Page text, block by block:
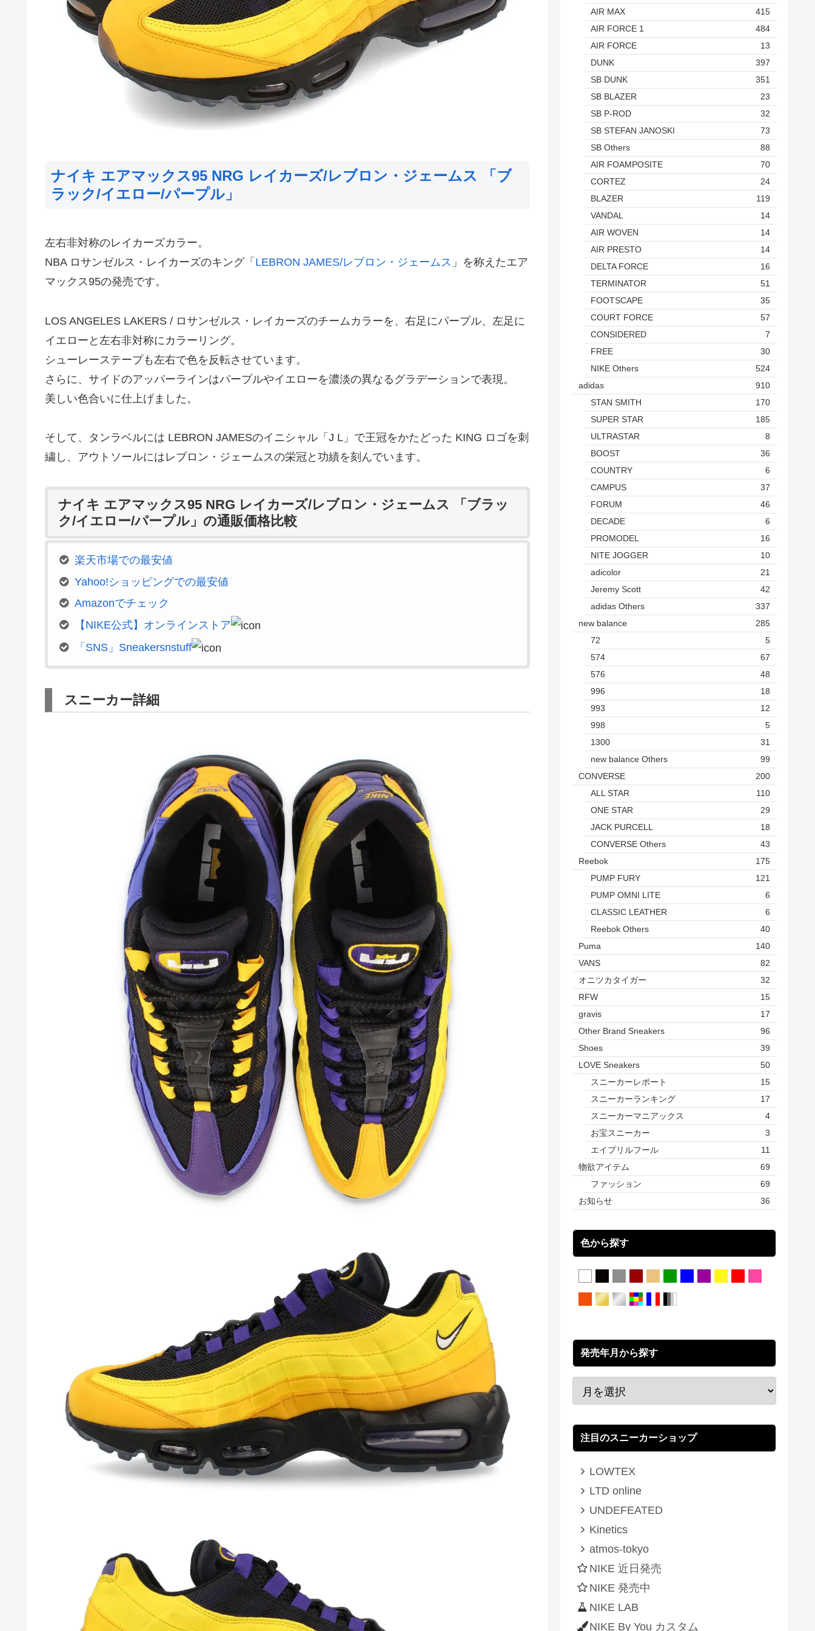
ナイキ エアマックス95 NRG レイカーズ/レブロン・ジェームス 「ブ
ラック/イエロー/パープル」
左右非対称のレイカーズカラー。
NBA ロサンゼルス・レイカーズのキング「 LEBRON JAMES/レブロン・ジェームス 」を称えたエア
マックス95の発売です。
LOS ANGELES LAKERS / ロサンゼルス・レイカーズのチームカラーを、右足にパープル、左足に
イエローと左右非対称にカラーリング。
シューレーステープも左右で色を反転させています。
さらに、サイドのアッパーラインはパープルやイエローを濃淡の異なるグラデーションで表現。
美しい色合いに仕上げました。
そして、タンラベルには LEBRON JAMESのイニシャル「J L」で王冠をかたどった KING ロゴを刺
繍し、アウトソールにはレブロン・ジェームスの栄冠と功績を刻んでいます。
ナイキ エアマックス95 NRG レイカーズ/レブロン・ジェームス 「ブラッ
ク/イエロー/パープル」の通販価格比較
楽天市場での最安値
Yahoo!ショッピングでの最安値
Amazonでチェック
【NIKE公式】オンラインストア
「SNS」Sneakersnstuff
スニーカー詳細
AIR MAX
415
AIR FORCE 1
484
AIR FORCE
13
DUNK
397
SB DUNK
351
SB BLAZER
23
SB P-ROD
32
SB STEFAN JANOSKI
73
SB Others
88
AIR FOAMPOSITE
70
CORTEZ
24
BLAZER
119
VANDAL
14
AIR WOVEN
14
AIR PRESTO
14
DELTA FORCE
16
TERMINATOR
51
FOOTSCAPE
35
COURT FORCE
57
CONSIDERED
7
FREE
30
NIKE Others
524
adidas
910
STAN SMITH
170
SUPER STAR
185
ULTRASTAR
8
BOOST
36
COUNTRY
6
CAMPUS
37
FORUM
46
DECADE
6
PROMODEL
16
NITE JOGGER
10
adicolor
21
Jeremy Scott
42
adidas Others
337
new balance
285
72
5
574
67
576
48
996
18
993
12
998
5
1300
31
new balance Others
99
CONVERSE
200
ALL STAR
110
ONE STAR
29
JACK PURCELL
18
CONVERSE Others
43
Reebok
175
PUMP FURY
121
PUMP OMNI LITE
6
CLASSIC LEATHER
6
Reebok Others
40
Puma
140
VANS
82
オニツカタイガー
32
RFW
15
gravis
17
Other Brand Sneakers
96
Shoes
39
LOVE Sneakers
50
スニーカーレポート
15
スニーカーランキング
17
スニーカーマニアックス
4
お宝スニーカー
3
エイプリルフール
11
物欲アイテム
69
ファッション
69
お知らせ
36
色から探す
発売年月から探す
注目のスニーカーショップ
LOWTEX
LTD online
UNDEFEATED
Kinetics
atmos-tokyo
NIKE 近日発売
NIKE 発売中
NIKE LAB
NIKE By You カスタム